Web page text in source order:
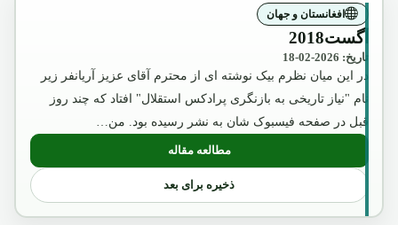
افغانستان و جهان
آگست2018
تاریخ: 2026-02-18
در این میان نظرم بیک نوشته ای از محترم آقای عزیز آریانفر زیر
نام "نیاز تاریخی به بازنگری پرادکس استقلال" افتاد که چند روز
قبل در صفحه فیسبوک شان به نشر رسیده بود. من…
مطالعه مقاله
: آگست2018
ذخیره برای بعد